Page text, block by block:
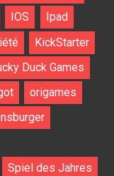
IOS
Ipad
KickStarter
Duck Games
origames
Spiel des Jahres